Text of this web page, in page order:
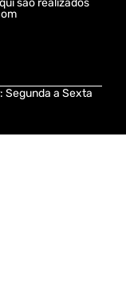
Segunda a Sexta